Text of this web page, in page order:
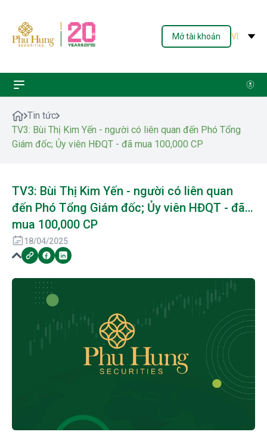
Mở tài khoản VI
Tin tức
TV3: Bùi Thị Kim Yến - người có liên quan đến Phó Tổng
Giám đốc; Ủy viên HĐQT - đã mua 100,000 CP
TV3: Bùi Thị Kim Yến - người có liên quan
đến Phó Tổng Giám đốc; Ủy viên HĐQT - đã
mua 100,000 CP
18/04/2025